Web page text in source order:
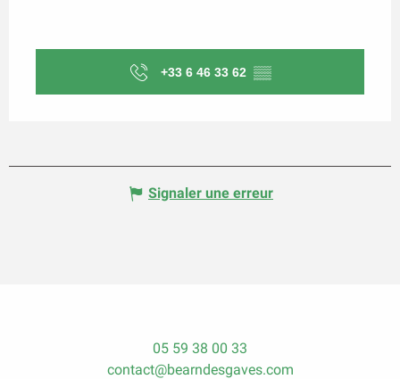
+33 6 46 33 62 ▒▒
Signaler une erreur
05 59 38 00 33
contact@bearndesgaves.com